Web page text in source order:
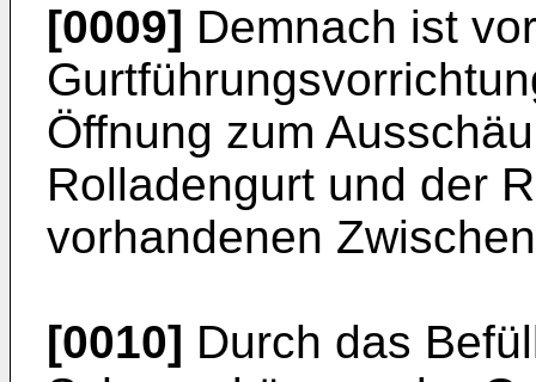
[0009] Demnach ist
Öffnung zum
Rolladengurt und der
vorhandenen
[0010] Durch das